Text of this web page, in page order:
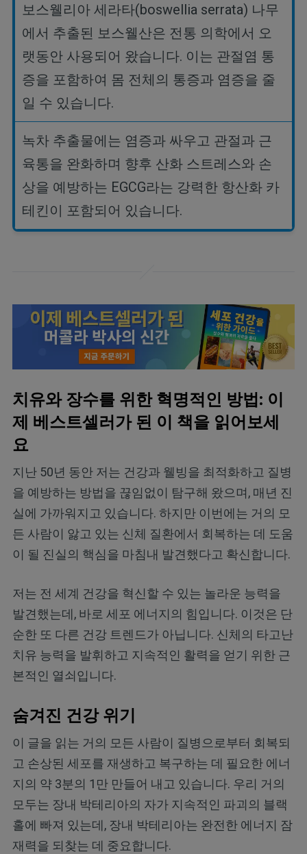
보스웰리아 세라타(boswellia serrata) 나무
에서 추출된 보스웰산은 전통 의학에서 오
랫동안 사용되어 왔습니다. 이는 관절염 통
증을 포함하여 몸 전체의 통증과 염증을 줄
일 수 있습니다.
녹차 추출물에는 염증과 싸우고 관절과 근
육통을 완화하며 향후 산화 스트레스와 손
상을 예방하는 EGCG라는 강력한 항산화 카
테킨이 포함되어 있습니다.
치유와 장수를 위한 혁명적인 방법: 이
제 베스트셀러가 된 이 책을 읽어보세
요
지난 50년 동안 저는 건강과 웰빙을 최적화하고 질병
을 예방하는 방법을 끊임없이 탐구해 왔으며, 매년 진
실에 가까워지고 있습니다. 하지만 이번에는 거의 모
든 사람이 앓고 있는 신체 질환에서 회복하는 데 도움
이 될 진실의 핵심을 마침내 발견했다고 확신합니다.
저는 전 세계 건강을 혁신할 수 있는 놀라운 능력을
발견했는데, 바로 세포 에너지의 힘입니다. 이것은 단
순한 또 다른 건강 트렌드가 아닙니다. 신체의 타고난
치유 능력을 발휘하고 지속적인 활력을 얻기 위한 근
본적인 열쇠입니다.
숨겨진 건강 위기
이 글을 읽는 거의 모든 사람이 질병으로부터 회복되
고 손상된 세포를 재생하고 복구하는 데 필요한 에너
지의 약 3분의 1만 만들어 내고 있습니다. 우리 거의
모두는 장내 박테리아의 자가 지속적인 파괴의 블랙
홀에 빠져 있는데, 장내 박테리아는 완전한 에너지 잠
재력을 되찾는 데 중요합니다.